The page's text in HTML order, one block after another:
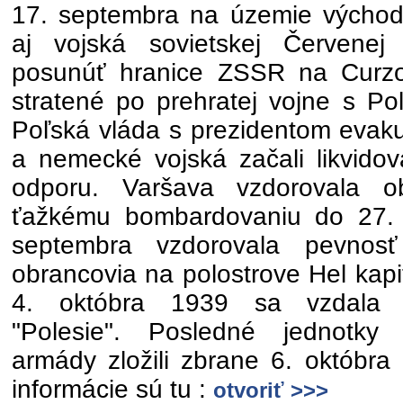
17. septembra na územie
aj vojská sovietskej
posunúť hranice ZSSR na
stratené po prehratej vojne s
Poľská vláda s prezidentom
a nemecké vojská začali
odporu. Varšava vzdorovala
ťažkému bombardovaniu do
septembra vzdorovala
obrancovia na polostrove Hel
4. októbra 1939 sa vzdala
"Polesie". Posledné jednotky
armády zložili zbrane 6. októbra
informácie sú tu : otvoriť >>>